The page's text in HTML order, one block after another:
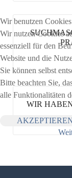
WIR
Wir benutzen Cookies
Wir nutzen Cookies
essenziell für den
Website und die
Sie können selbst
Bitte beachten Sie,
alle Funktionalitäten